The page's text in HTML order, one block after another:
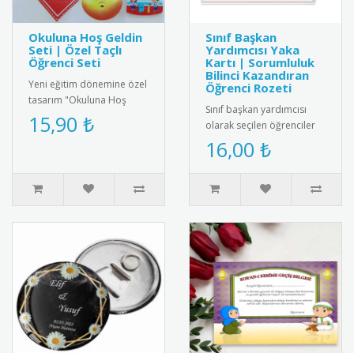
Okuluna Hoş Geldin
Seti | Özel Taçlı
Öğrenci Seti
Yeni eğitim dönemine özel
tasarım "Okuluna Hoş
Geldin Seti". Okulun ilk
günü anısına özel
15,90 ₺
Sınıf Başkan
Yardımcısı Yaka
Kartı | Sorumluluk
Bilinci Kazandıran
Öğrenci Rozeti
Sınıf başkan yardımcısı
olarak seçilen öğrenciler
için özel tasarlanmış yaka
kartı. Renkli baskısı, ..
16,00 ₺